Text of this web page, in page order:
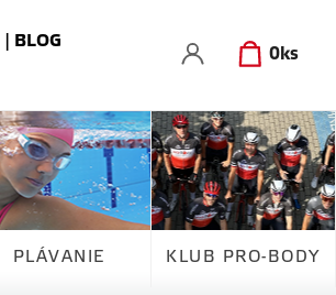
0 ks
BLOG
PLÁVANIE KLUB PRO-BODY